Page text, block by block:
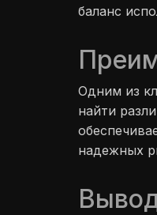
баланс
Одним из
найти
надежных